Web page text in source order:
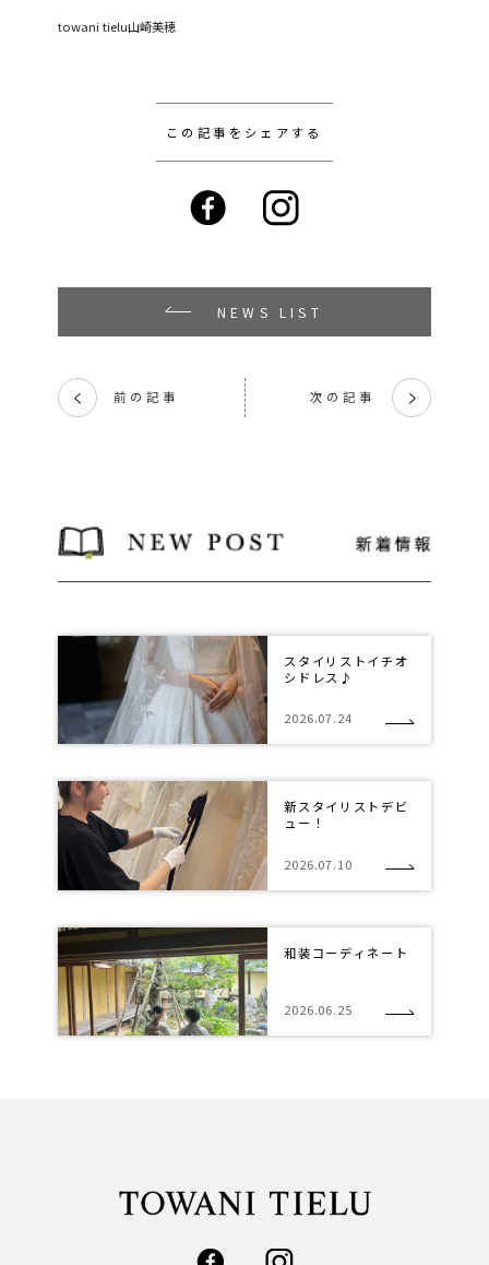
towani tielu山崎美穂
この記事をシェアする
NEWS LIST
く 前の記事 次の記事 く
スタイリストイチオ
シドレス♪
2026.07.24
新スタイリストデビ
ュー！
2026.07.10
和装コーディネート
2026.06.25